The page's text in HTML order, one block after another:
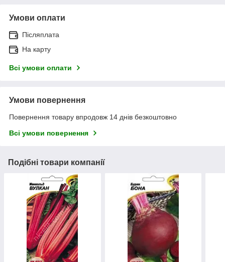
Умови оплати
Післяплата
На карту
Всі умови оплати
Умови повернення
Повернення товару впродовж 14 днів безкоштовно
Всі умови повернення
Подібні товари компанії